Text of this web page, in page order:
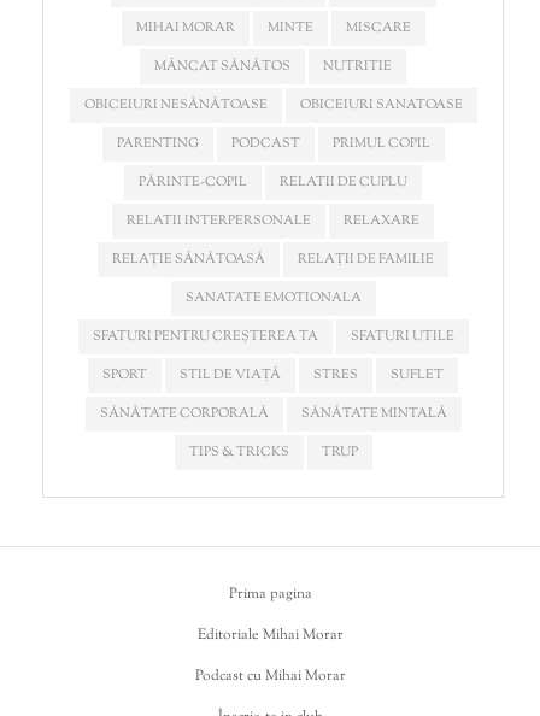
MIHAI MORAR
MINTE
MISCARE
MÂNCAT SĂNĂTOS
NUTRITIE
OBICEIURI NESĂNĂTOASE
OBICEIURI SANATOASE
PARENTING
PODCAST
PRIMUL COPIL
PĂRINTE-COPIL
RELATII DE CUPLU
RELATII INTERPERSONALE
RELAXARE
RELAȚIE SĂNĂTOASĂ
RELAȚII DE FAMILIE
SANATATE EMOTIONALA
SFATURI PENTRU CREȘTEREA TA
SFATURI UTILE
SPORT
STIL DE VIAȚĂ STRES
SUFLET
SĂNĂTATE CORPORALĂ
SĂNĂTATE MINTALĂ
TIPS & TRICKS
TRUP
Prima pagina
Editoriale Mihai Morar
Podcast cu Mihai Morar